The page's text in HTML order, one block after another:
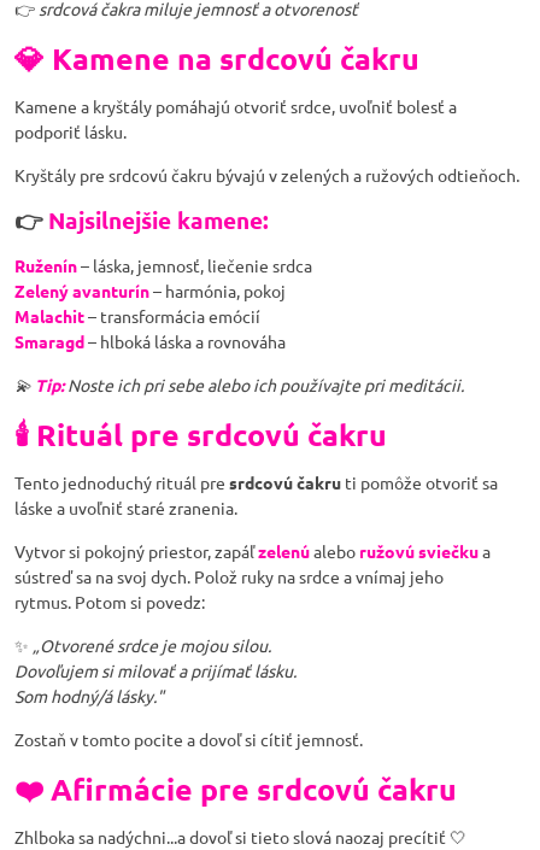
👉 srdcová čakra miluje jemnosť a otvorenosť
💎 Kamene na srdcovú čakru
Kamene a kryštály pomáhajú otvoriť srdce, uvoľniť bolesť a
podporiť lásku.
Kryštály pre srdcovú čakru bývajú v zelených a ružových odtieňoch.
👉 Najsilnejšie kamene:
Ruženín– láska, jemnosť, liečenie srdca
Zelený avanturín– harmónia, pokoj
Malachit– transformácia emócií
Smaragd– hlboká láska a rovnováha
💫 Tip:Noste ich pri sebe alebo ich používajte pri meditácii.
🕯️ Rituál pre srdcovú čakru
Tento jednoduchý rituál pre srdcovú čakru ti pomôže otvoriť sa
láske a uvoľniť staré zranenia.
Vytvor si pokojný priestor, zapáľzelenúalebo ružovú sviečkua
sústreď sa na svoj dych. Polož ruky na srdce a vnímaj jeho
rytmus. Potom si povedz:
✨
„Otvorené srdce je mojou silou.
Dovoľujem si milovať a prijímať lásku.
Som hodný/á lásky."
Zostaň v tomto pocite a dovoľ si cítiť jemnosť.
❤️ Afirmácie pre srdcovú čakru
Zhlboka sa nadýchni...a dovoľ si tieto slová naozaj precítiť 🤍